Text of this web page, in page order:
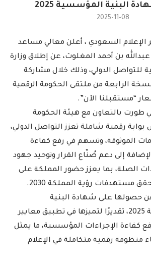
البنية المؤسسية 2025
2025-11-08
الإعلام السعودي ، أعلن معالي مساعد
عبدالله بن أحمد المغلوث، عن إطلاق وزارة
للتواصل الدولي، وذلك خلال مشاركة
الرابعة من ملتقى الحكومة الرقمية
“مستقبلنا الآن”.
طورت بالتعاون مع هيئة الحكومة
بوابة رقمية شاملة تعزز التواصل الدولي،
الموثوقة، وتسهم في رفع كفاءة
إلى دعم صُنّاع القرار وتوحيد جهود
الصلة، بما يعزز حضور المملكة على
مستهدفات رؤية المملكة 2030.
عن حصولها على شهادة البنية
المؤسسية الوطنية 2025، تقديرًا لتميزها في تطبيق معايير
كفاءة الإجراءات المؤسسية، ما يمثل
منظومة رقمية متكاملة في الإعلام